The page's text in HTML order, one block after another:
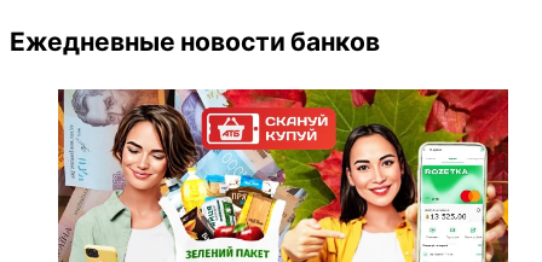
Ежедневные новости банков